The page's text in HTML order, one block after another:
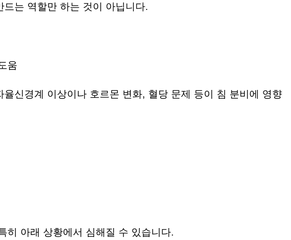
는 역할만 하는 것이 아닙니다.
움
신경계 이상이나 호르몬 변화, 혈당 문제 등이 침 분비에 영향
히 아래 상황에서 심해질 수 있습니다.